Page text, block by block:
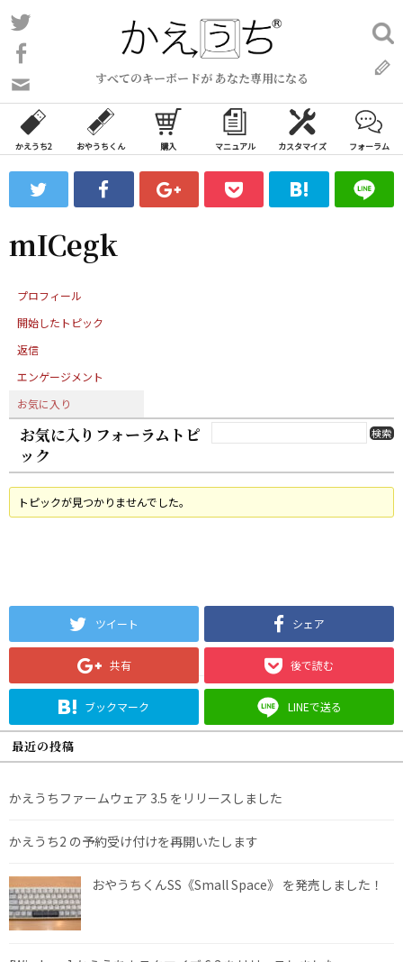
コ
ン
ン
ツ
ス
ッ
すべてのキーボードが あなた専用になる
い
合
わ
フ
ォ
ム
検
索:
かえうち2 おやうちくん 購入 マニュアル カスタマイズ フォーラム
mICegk
プロフィール
開始したトピック
返信
エンゲージメント
お気に入り
お気に入りフォーラムトピ
ック
トピックが見つかりませんでした。
ツイート シェア
共有 後で読む
ブックマーク LINEで送る
最近の投稿
かえうちファームウェア 3.5 をリリースしました
かえうち2 の予約受け付けを再開いたします
おやうちくんSS《Small Space》 を発売しました！